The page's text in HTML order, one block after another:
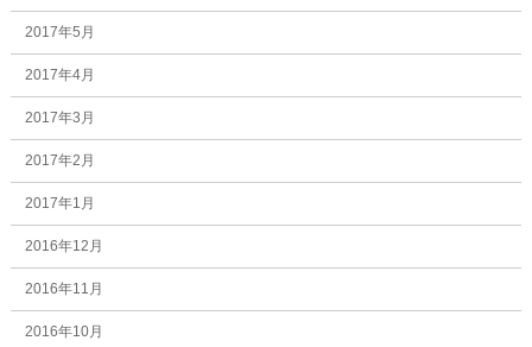
2017年5月
2017年4月
2017年3月
2017年2月
2017年1月
2016年12月
2016年11月
2016年10月